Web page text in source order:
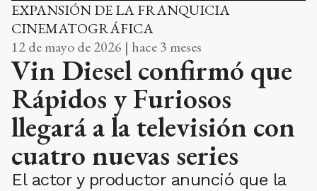
EXPANSIÓN DE LA FRANQUICIA
CINEMATOGRÁFICA
12 de mayo de 2026 | hace 3 meses
Vin Diesel confirmó que
Rápidos y Furiosos
llegará a la televisión con
cuatro nuevas series
El actor y productor anunció que la